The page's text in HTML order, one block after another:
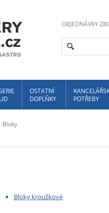
OBJEDNÁVKY
OSTATNÍ
DOPLŇKY
POTŘEBY
Bloky
Bloky kroužkové